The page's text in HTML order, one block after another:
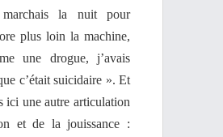
la nuit pour
plus loin la machine,
une drogue, j’avais
c’était suicidaire ». Et
ici une autre articulation
et de la jouissance :